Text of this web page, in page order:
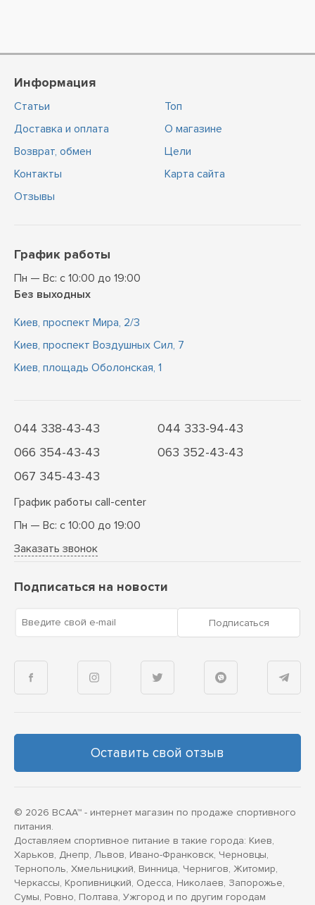
Информация
Статьи
Доставка и оплата
Возврат, обмен
Контакты
Отзывы
Топ
О магазине
Цели
Карта сайта
График работы
Пн — Вс: с 10:00 до 19:00
Без выходных
Киев, проспект Мира, 2/3
Киев, проспект Воздушных Сил, 7
Киев, площадь Оболонская, 1
044 338-43-43
044 333-94-43
066 354-43-43
063 352-43-43
067 345-43-43
График работы call-center
Пн — Вс: с 10:00 до 19:00
Заказать звонок
Подписаться на новости
Введите свой e-mail Подписаться
Оставить свой отзыв
© 2026 BCAA™ - интернет магазин по продаже спортивного
питания.
Доставляем спортивное питание в такие города: Киев,
Харьков, Днепр, Львов, Ивано-Франковск, Черновцы,
Тернополь, Хмельницкий, Винница, Чернигов, Житомир,
Черкассы, Кропивницкий, Одесса, Николаев, Запорожье,
Сумы, Ровно, Полтава, Ужгород и по другим городам